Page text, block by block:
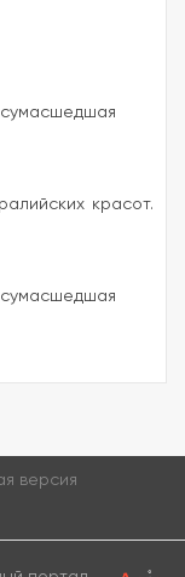
красот.
версия